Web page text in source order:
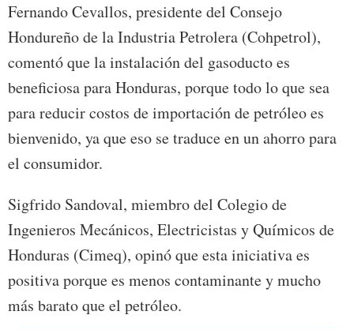
Fernando Cevallos, presidente del Consejo
Hondureño de la Industria Petrolera (Cohpetrol),
comentó que la instalación del gasoducto es
beneficiosa para Honduras, porque todo lo que sea
para reducir costos de importación de petróleo es
bienvenido, ya que eso se traduce en un ahorro para
el consumidor.
Sigfrido Sandoval, miembro del Colegio de
Ingenieros Mecánicos, Electricistas y Químicos de
Honduras (Cimeq), opinó que esta iniciativa es
positiva porque es menos contaminante y mucho
más barato que el petróleo.